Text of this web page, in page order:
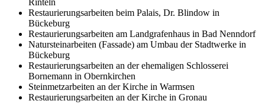
Restaurierungsarbeiten beim Palais, Dr. Blindow in
Bückeburg
Restaurierungsarbeiten am Landgrafenhaus in Bad Nenndorf
Natursteinarbeiten (Fassade) am Umbau der Stadtwerke in
Bückeburg
Restaurierungsarbeiten an der ehemaligen Schlosserei
Bornemann in Obernkirchen
Steinmetzarbeiten an der Kirche in Warmsen
Restaurierungsarbeiten an der Kirche in Gronau